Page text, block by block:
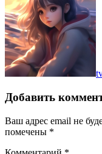
Добавить
Ваш адрес email не
помечены *